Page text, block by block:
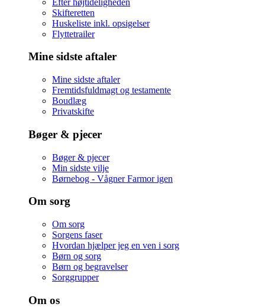
Skifteretten
Huskeliste inkl. opsigelser
Flyttetrailer
Mine sidste aftaler
Mine sidste aftaler
Fremtidsfuldmagt og testamente
Boudlæg
Privatskifte
Bøger & pjecer
Bøger & pjecer
Min sidste vilje
Børnebog - Vågner Farmor igen
Om sorg
Om sorg
Sorgens faser
Hvordan hjælper jeg en ven i sorg
Børn og sorg
Børn og begravelser
Sorggrupper
Om os